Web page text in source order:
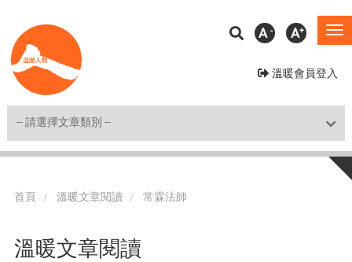
至
主
溫暖會員登入
A A
Shortcut
首頁 溫暖文章閱讀 常霖法師
溫暖文章閱讀